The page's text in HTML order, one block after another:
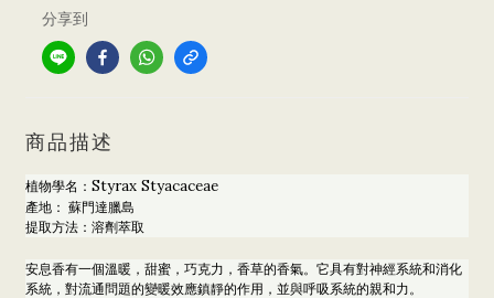
分享到
商品描述
植物學名： Styrax Styacaceae
產地： 蘇門達臘島
提取方法：溶劑萃取
安息香有一個溫暖，甜蜜，巧克力，香草的香氣。它具有對神經系統和消化
系統，對流通問題的變暖效應鎮靜的作用，並與呼吸系統的親和力。